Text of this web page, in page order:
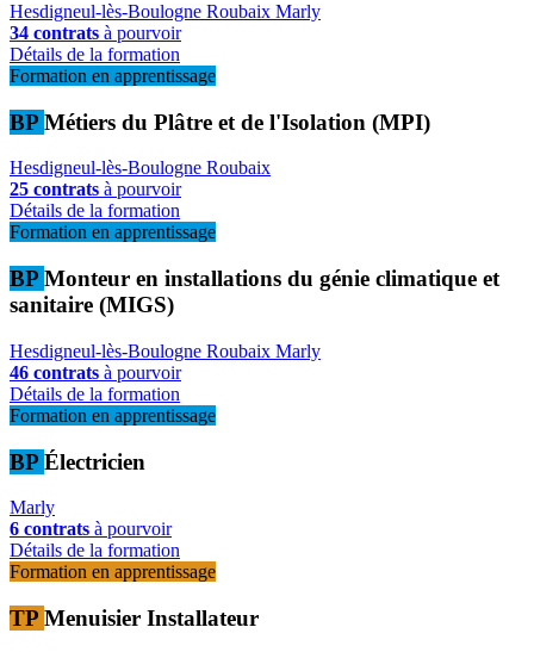
Hesdigneul-lès-Boulogne Roubaix Marly
34 contrats à pourvoir
Détails de la formation
Formation en apprentissage
BP Métiers du Plâtre et de l'Isolation (MPI)
Hesdigneul-lès-Boulogne Roubaix
25 contrats à pourvoir
Détails de la formation
Formation en apprentissage
BP Monteur en installations du génie climatique et
sanitaire (MIGS)
Hesdigneul-lès-Boulogne Roubaix Marly
46 contrats à pourvoir
Détails de la formation
Formation en apprentissage
BP Électricien
Marly
6 contrats à pourvoir
Détails de la formation
Formation en apprentissage
TP Menuisier Installateur